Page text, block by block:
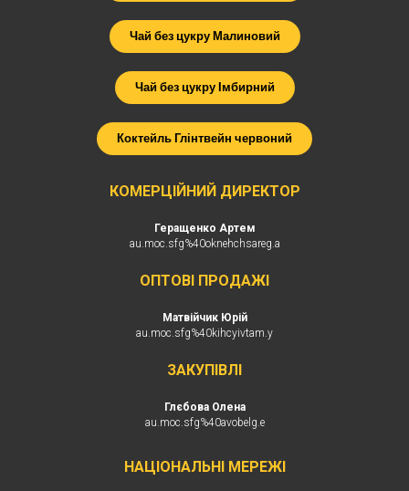
Чай без цукру Малиновий
Чай без цукру Імбирний
Коктейль Глінтвейн червоний
КОМЕРЦІЙНИЙ ДИРЕКТОР
Геращенко Артем
au.moc.sfg%40oknehchsareg.a
ОПТОВІ ПРОДАЖІ
Матвійчик Юрій
au.moc.sfg%40kihcyivtam.y
ЗАКУПІВЛІ
Глєбова Олена
au.moc.sfg%40avobelg.e
НАЦІОНАЛЬНІ МЕРЕЖІ